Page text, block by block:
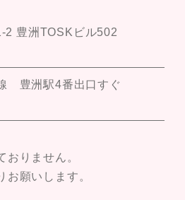
2 豊洲TOSKビル502
豊洲駅4番出口すぐ
おりません。
お願いします。